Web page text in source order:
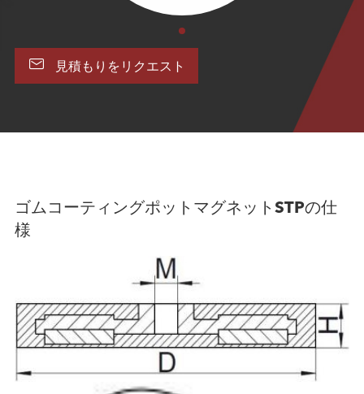
 見積もりをリクエスト
ゴムコーティングポットマグネットSTPの仕
様